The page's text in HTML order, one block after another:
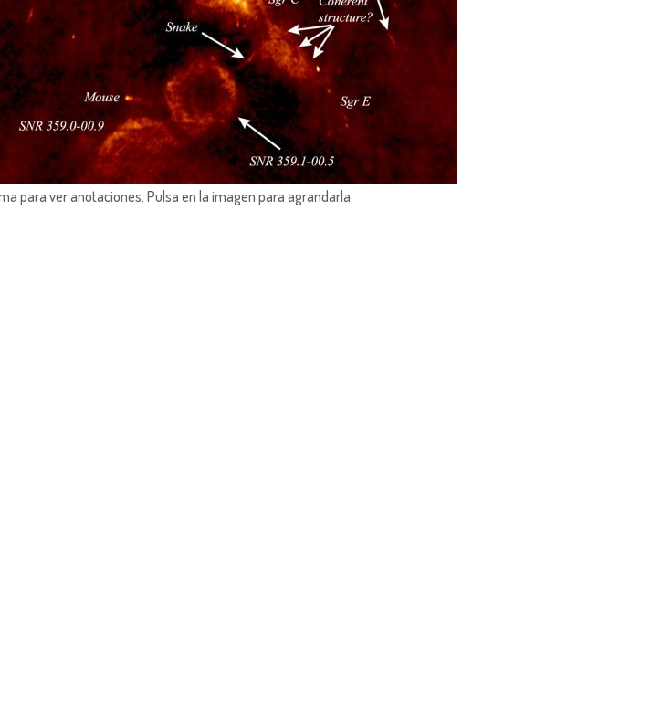
para ver anotaciones. Pulsa en la imagen para agrandarla.